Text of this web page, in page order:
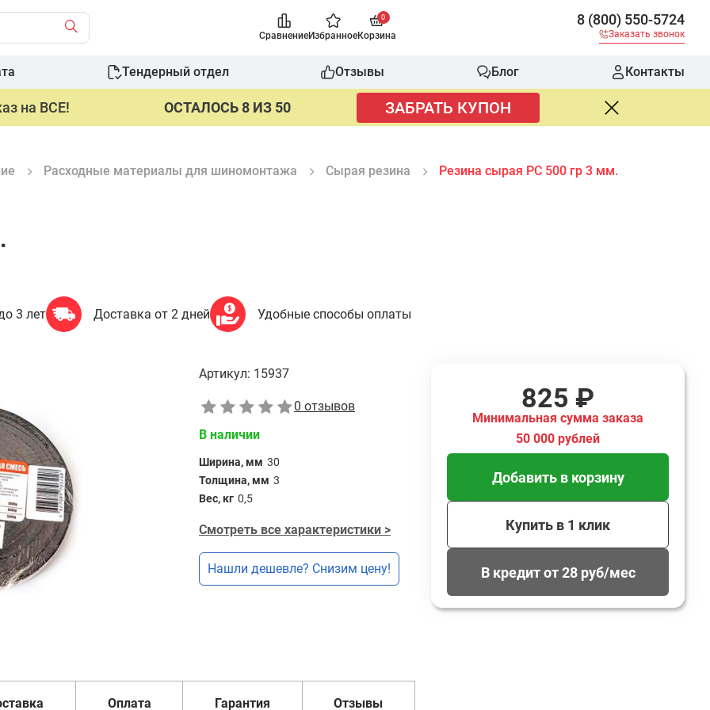
СравнениеИзбранное
0
Корзина
8 (800) 550-5724
Заказать звонок
Тендерный отдел Отзывы Блог Контакты
на ВСЕ! ОСТАЛОСЬ 8 ИЗ 50 ЗАБРАТЬ КУПОН
Расходные материалы для шиномонтажа Сырая резина Резина сырая РС 500 гр 3 мм.
3 лет Доставка от 2 дней Удобные способы оплаты
Артикул: 15937
0 отзывов
В наличии
Ширина, мм 30
Толщина, мм 3
Вес, кг 0,5
Смотреть все характеристики >
Нашли дешевле? Снизим цену!
Оплата Гарантия Отзывы
825 ₽
Минимальная сумма заказа
50 000 рублей
Добавить в корзину
Купить в 1 клик
В кредит от 28 руб/мес